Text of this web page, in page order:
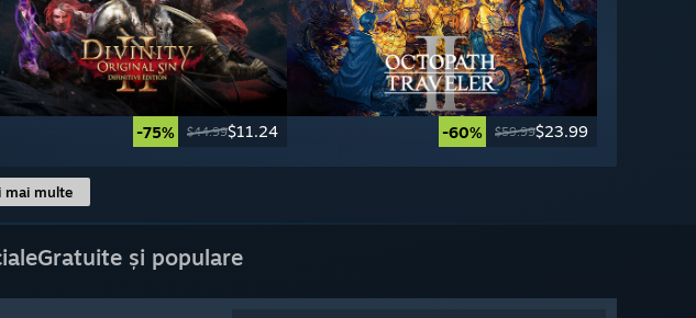
-75% $44.99$11.24 -60% $59.99$23.99
mai multe
Gratuite și populare